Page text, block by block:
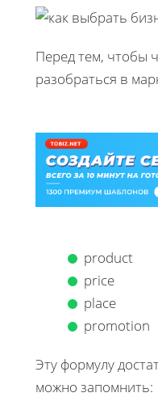
Перед тем, чтобы
разобраться в
product
price
place
promotion
Эту формулу
можно запомнить: